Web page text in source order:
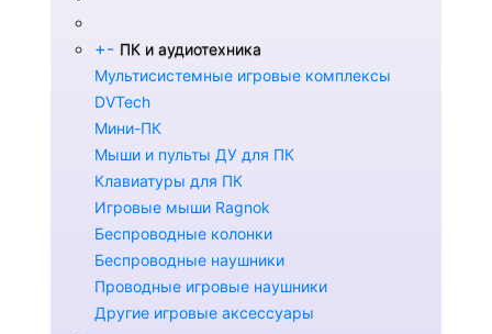
+- ПК и аудиотехника
Мультисистемные игровые комплексы
DVTech
Мини-ПК
Мыши и пульты ДУ для ПК
Клавиатуры для ПК
Игровые мыши Ragnok
Беспроводные колонки
Беспроводные наушники
Проводные игровые наушники
Другие игровые аксессуары